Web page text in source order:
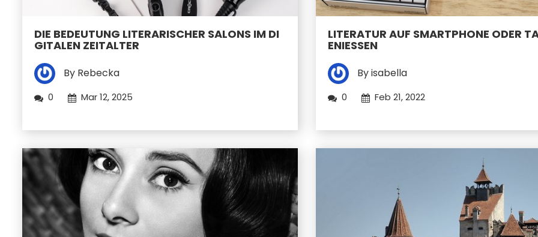
DIE BEDEUTUNG LITERARISCHER SALONS IM DI
GITALEN ZEITALTER
By Rebecka
0 Mar 12, 2025
LITERATUR AUF SMARTPHONE ODER
ENIESSEN
By isabella
0 Feb 21, 2022